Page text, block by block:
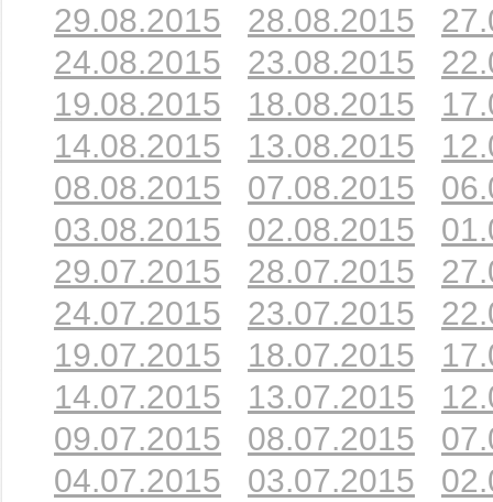
29.08.2015
28.08.2015
24.08.2015
23.08.2015
19.08.2015
18.08.2015
14.08.2015
13.08.2015
08.08.2015
07.08.2015
03.08.2015
02.08.2015
29.07.2015
28.07.2015
24.07.2015
23.07.2015
19.07.2015
18.07.2015
14.07.2015
13.07.2015
09.07.2015
08.07.2015
04.07.2015
03.07.2015